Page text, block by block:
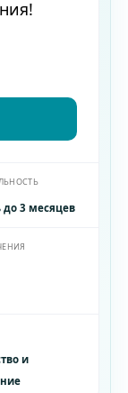
до 3 месяцев
и